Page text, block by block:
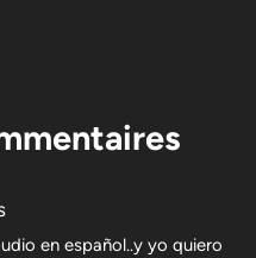
en español..y yo quiero